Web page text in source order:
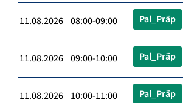
11.08.2026 08:00-09:00 Pal_Präp
11.08.2026 09:00-10:00 Pal_Präp
11.08.2026 10:00-11:00 Pal_Präp